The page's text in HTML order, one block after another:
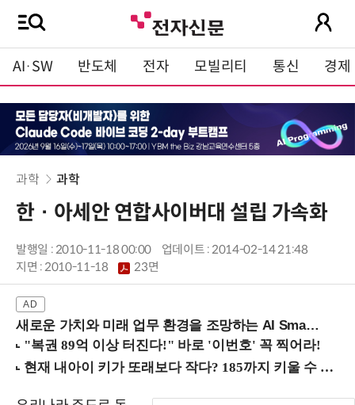
AI·SW 반도체 전자 모빌리티 통신 경제
과학 과학
한 · 아세안 연합사이버대 설립 가속화
발행일 : 2010-11-18 00:00
업데이트 : 2014-02-14 21:48
지면 :2010-11-18 23면
새로운 가치와 미래 업무 환경을 조망하는 AI Smart Work Summit 2026 (9/11 코엑스)